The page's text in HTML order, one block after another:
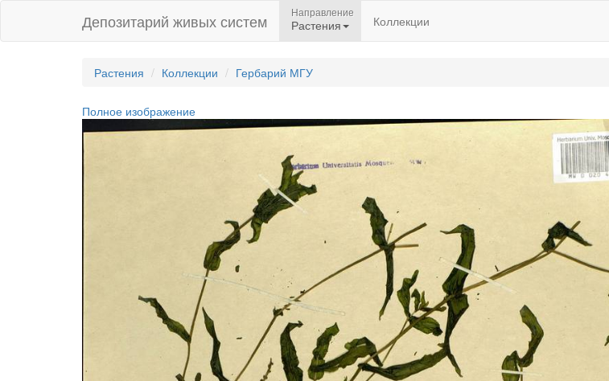
Депозитарий живых систем Направление
Растения Коллекции
Растения Коллекции Гербарий МГУ
Полное изображение